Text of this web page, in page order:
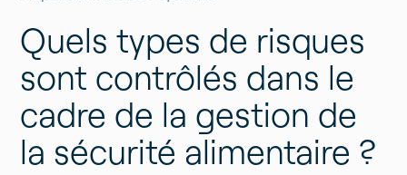
Quels types de risques
sont contrôlés dans le
cadre de la gestion de
la sécurité alimentaire ?